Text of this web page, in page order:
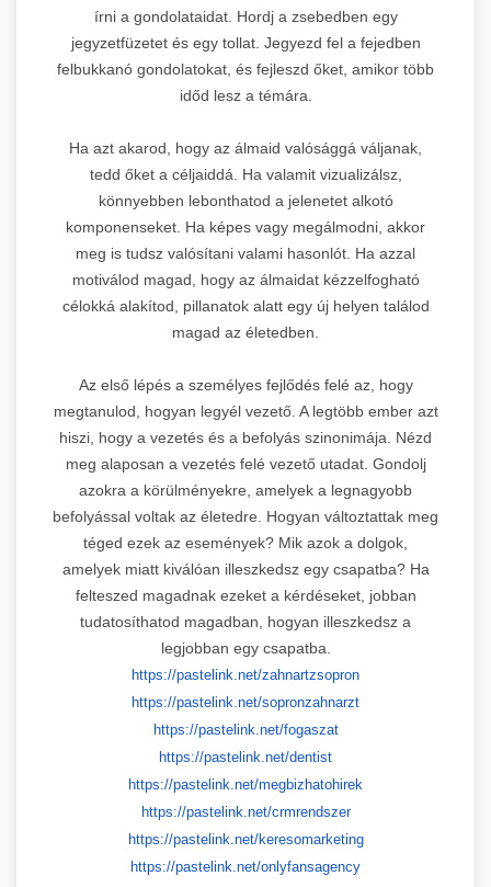
írni a gondolataidat. Hordj a zsebedben egy
jegyzetfüzetet és egy tollat. Jegyezd fel a fejedben
felbukkanó gondolatokat, és fejleszd őket, amikor több
időd lesz a témára.
Ha azt akarod, hogy az álmaid valósággá váljanak,
tedd őket a céljaiddá. Ha valamit vizualizálsz,
könnyebben lebonthatod a jelenetet alkotó
komponenseket. Ha képes vagy megálmodni, akkor
meg is tudsz valósítani valami hasonlót. Ha azzal
motiválod magad, hogy az álmaidat kézzelfogható
célokká alakítod, pillanatok alatt egy új helyen találod
magad az életedben.
Az első lépés a személyes fejlődés felé az, hogy
megtanulod, hogyan legyél vezető. A legtöbb ember azt
hiszi, hogy a vezetés és a befolyás szinonimája. Nézd
meg alaposan a vezetés felé vezető utadat. Gondolj
azokra a körülményekre, amelyek a legnagyobb
befolyással voltak az életedre. Hogyan változtattak meg
téged ezek az események? Mik azok a dolgok,
amelyek miatt kiválóan illeszkedsz egy csapatba? Ha
felteszed magadnak ezeket a kérdéseket, jobban
tudatosíthatod magadban, hogyan illeszkedsz a
legjobban egy csapatba.
https://pastelink.net/zahnartzsopron
https://pastelink.net/sopronzahnarzt
https://pastelink.net/fogaszat
https://pastelink.net/dentist
https://pastelink.net/megbizhatohirek
https://pastelink.net/crmrendszer
https://pastelink.net/keresomarketing
https://pastelink.net/onlyfansagency